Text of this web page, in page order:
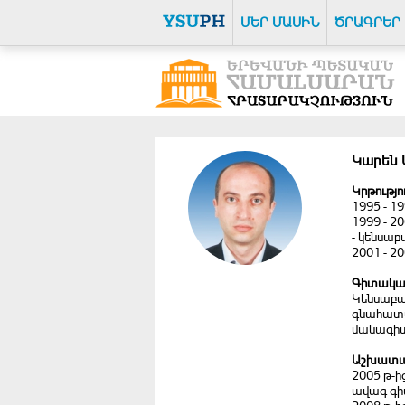
ՄԵՐ ՄԱՍԻՆ ԾՐԱԳՐԵՐ
Կարեն
1995 -
1999 -
-
2001 -
2005 թ-
ավագ